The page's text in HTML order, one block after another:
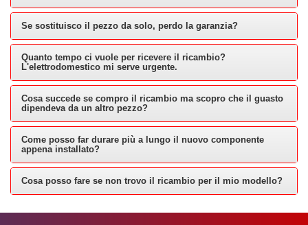
Se sostituisco il pezzo da solo, perdo la garanzia?
Quanto tempo ci vuole per ricevere il ricambio?
L'elettrodomestico mi serve urgente.
Cosa succede se compro il ricambio ma scopro che il guasto
dipendeva da un altro pezzo?
Come posso far durare più a lungo il nuovo componente
appena installato?
Cosa posso fare se non trovo il ricambio per il mio modello?